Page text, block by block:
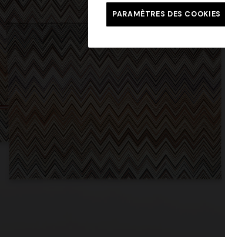
PARAMÈTRES DES COOKIES